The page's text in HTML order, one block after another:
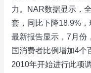
力。NAR数据显示，
套，同比下降18.9%
最新报告显示，7月份
国消费者比例增加4个
2010年开始进行此项